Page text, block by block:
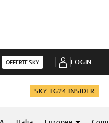
OFFERTE SKY LOGIN
SKY TG24 INSIDER